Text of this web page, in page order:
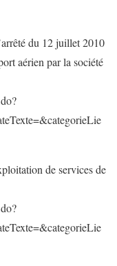
du 12 juillet 2010
aérien par la société
de services de